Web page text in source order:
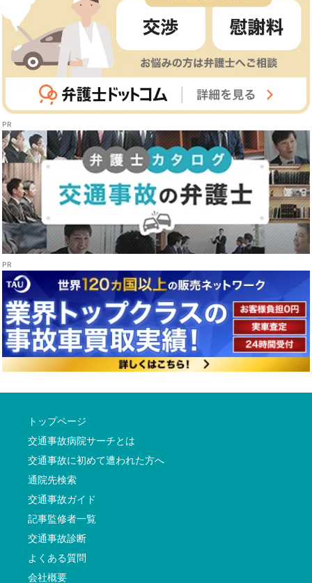
トップページ
交通事故病院サーチとは
交通事故に初めて遭われた方へ
通院先検索
交通事故ガイド
記事監修者一覧
交通事故診断
よくある質問
会社概要